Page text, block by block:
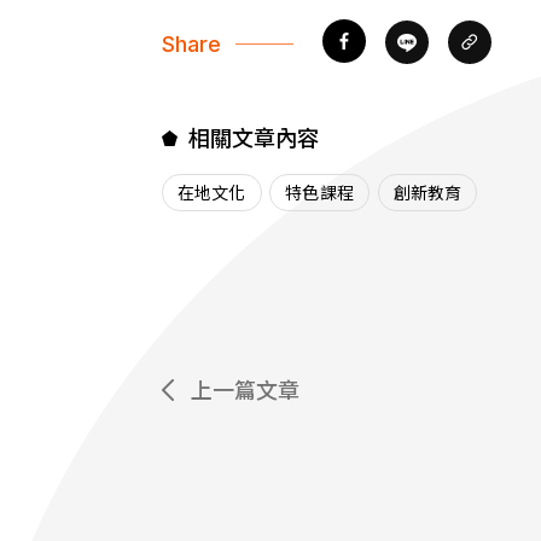
Share
相關文章內容
在地文化 特色課程 創新教育
上一篇文章